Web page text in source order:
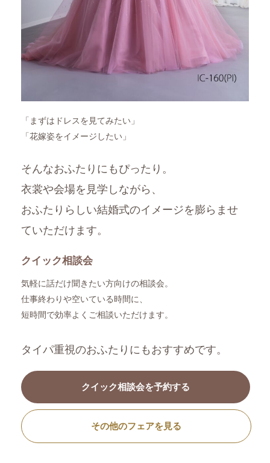
「まずはドレスを見てみたい」
「花嫁姿をイメージしたい」
そんなおふたりにもぴったり。
衣裳や会場を見学しながら、
おふたりらしい結婚式のイメージを膨らませ
ていただけます。
クイック相談会
気軽に話だけ聞きたい方向けの相談会。
仕事終わりや空いている時間に、
短時間で効率よくご相談いただけます。
タイパ重視のおふたりにもおすすめです。
クイック相談会を予約する
その他のフェアを見る